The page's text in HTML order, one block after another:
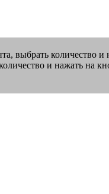
выбрать количество и
и нажать на